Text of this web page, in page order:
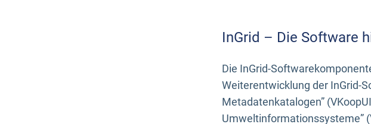
InGrid – Die Software
Die InGrid-
Weiterentwicklung der InGrid-
Metadatenkatalogen”
Umweltinformationssysteme”